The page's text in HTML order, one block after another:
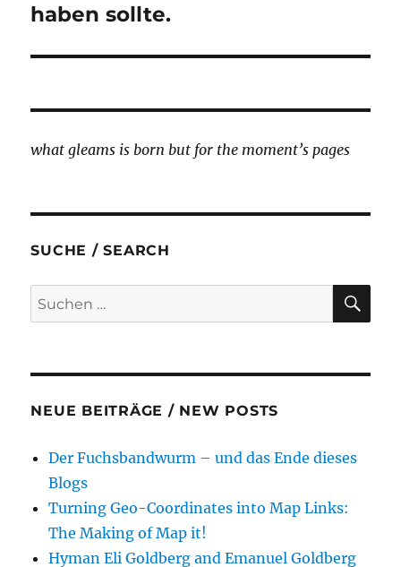
haben sollte.
what gleams is born but for the moment’s pages
SUCHE / SEARCH
Suche
nach:
NEUE BEITRÄGE / NEW POSTS
Der Fuchsbandwurm – und das Ende dieses
Blogs
Turning Geo-Coordinates into Map Links:
The Making of Map it!
Hyman Eli Goldberg and Emanuel Goldberg